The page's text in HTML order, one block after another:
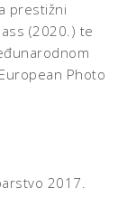
prestižni
(2020.) te
Photo
2017.